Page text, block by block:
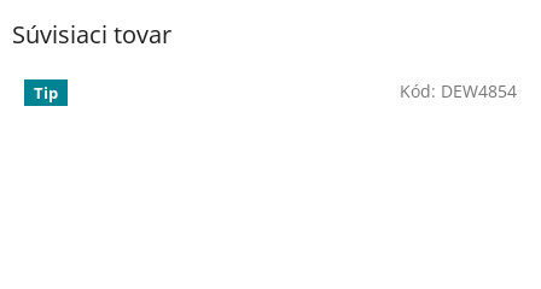
Súvisiaci tovar
Tip Kód: DEW4854